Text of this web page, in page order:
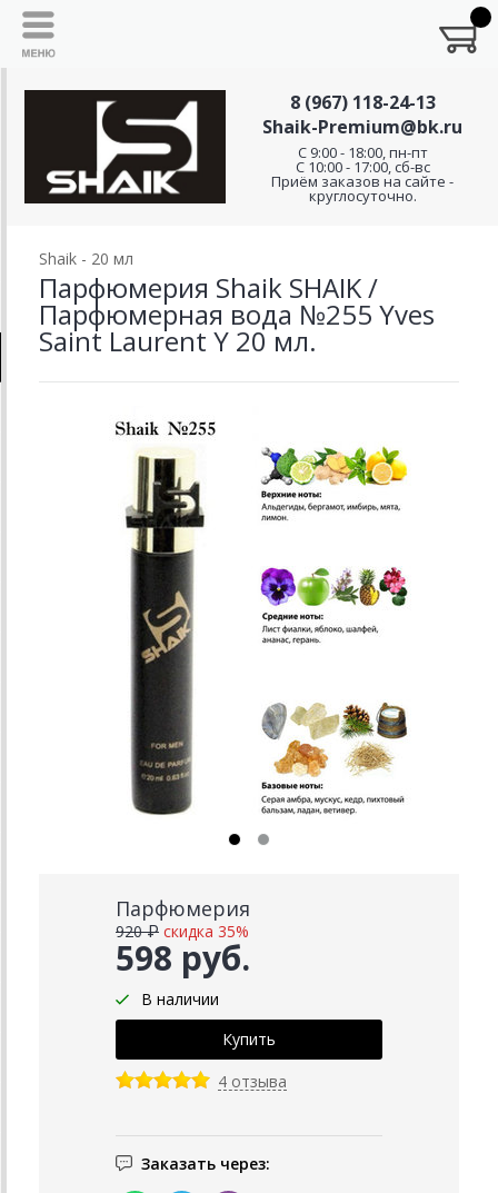
8 (967) 118-24-13
Shaik-Premium@bk.ru
C 9:00 - 18:00, пн-пт
С 10:00 - 17:00, сб-вс
Приём заказов на сайте -
круглосуточно.
Shaik - 20 мл
Парфюмерия Shaik SHAIK /
Парфюмерная вода №255 Yves
Saint Laurent Y 20 мл.
Парфюмерия
598 руб.
920 ₽ скидка 35%
В наличии
4 отзыва
Заказать через: